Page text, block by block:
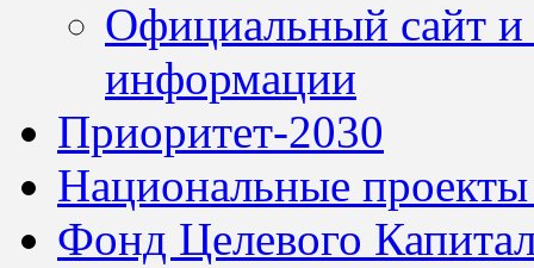
Официальный сайт
информации
Приоритет-2030
Национальные
Фонд Целевого